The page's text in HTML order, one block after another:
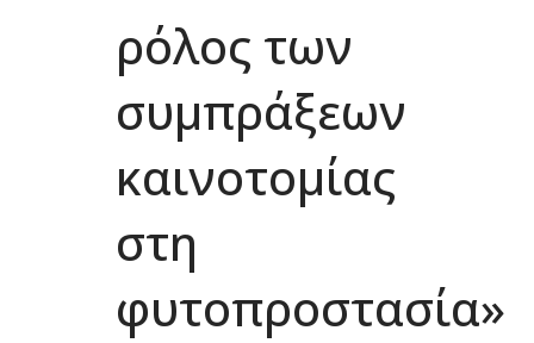
ρόλος των
συμπράξεων
καινοτομίας
στη
φυτοπροστασία»